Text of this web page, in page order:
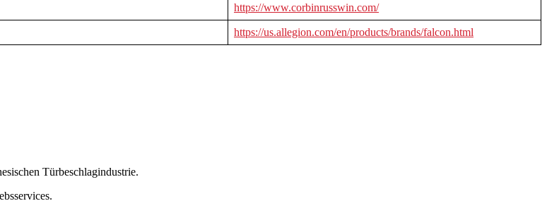
https://www.corbinrusswin.com/
https://us.allegion.com/en/products/brands/falcon.html
Türbeschlagindustrie.